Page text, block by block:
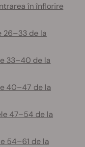
în înflorire
26–33 de la
33–40 de la
40–47 de la
47–54 de la
54–61 de la